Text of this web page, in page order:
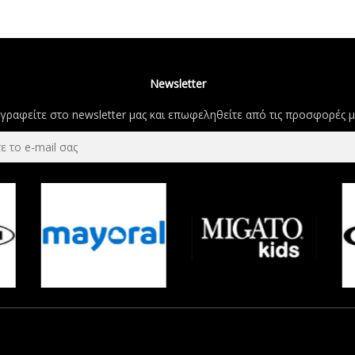
Newsletter
στο newsletter μας και επωφεληθείτε από τις προσφορές